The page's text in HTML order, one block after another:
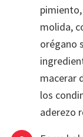
molida,
orégano
macerar
los
aderezo